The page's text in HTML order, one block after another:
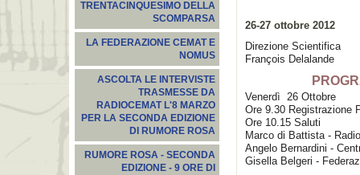
TRENTACINQUESIMO DELLA
SCOMPARSA
LA FEDERAZIONE CEMAT E
NOMUS
ASCOLTA LE INTERVISTE
TRASMESSE DA
RADIOCEMAT L'8 MARZO
PER LA SECONDA EDIZIONE
DI RUMORE ROSA
RUMORE ROSA - SECONDA
EDIZIONE - 9 ORE DI
26-27 ottobre 2012
Direzione Scientifica
François Delalande
Venerdì 26 Ottobre
Ore 9.30 Registrazione
Ore 10.15 Saluti
Marco di Battista -
Angelo Bernardini -
Gisella Belgeri -